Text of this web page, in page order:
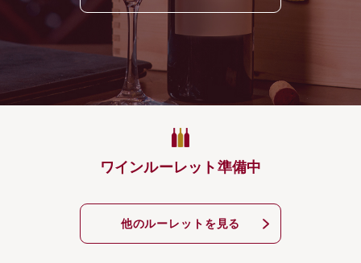
ワインルーレット準備中
他のルーレットを見る